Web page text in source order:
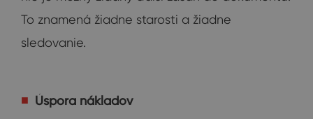
To znamená žiadne starosti a žiadne
sledovanie.
Úspora nákladov